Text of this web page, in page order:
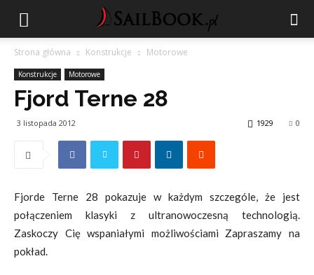
Strona główna Konstrukcje Motorowe
Konstrukcje Motorowe
Fjord Terne 28
3 listopada 2012 0
1929
Fjorde Terne 28 pokazuje w każdym szczególe, że jest
połączeniem klasyki z ultranowoczesną technologią.
Zaskoczy Cię wspaniałymi możliwościami Zapraszamy na
pokład.